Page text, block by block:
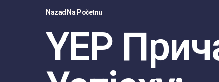
Nazad Na Početnu
YEP